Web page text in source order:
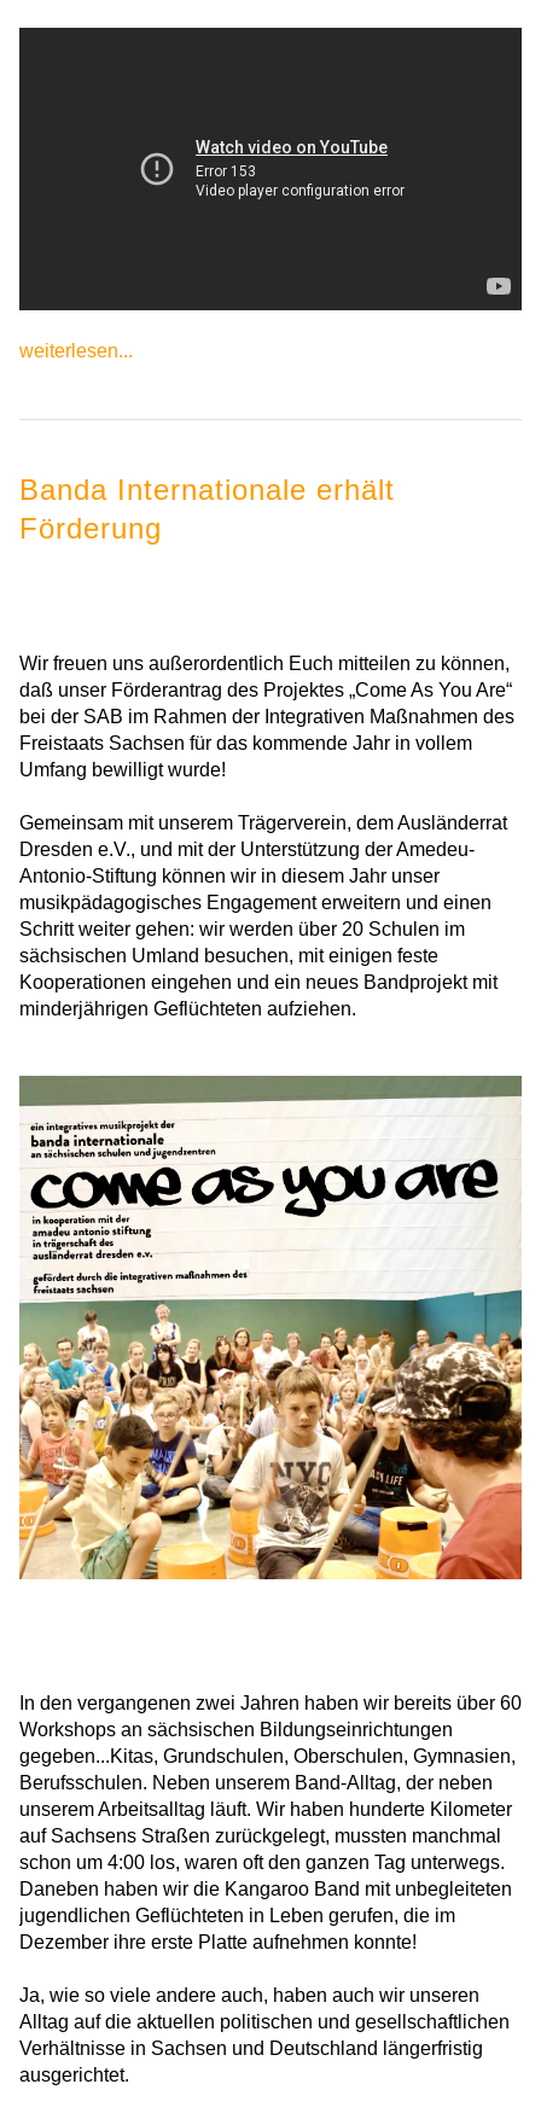
weiterlesen...
Banda Internationale erhält
Förderung
Wir freuen uns außerordentlich Euch mitteilen zu können,
daß unser Förderantrag des Projektes „Come As You Are“
bei der SAB im Rahmen der Integrativen Maßnahmen des
Freistaats Sachsen für das kommende Jahr in vollem
Umfang bewilligt wurde!
Gemeinsam mit unserem Trägerverein, dem Ausländerrat
Dresden e.V., und mit der Unterstützung der Amedeu-
Antonio-Stiftung können wir in diesem Jahr unser
musikpädagogisches Engagement erweitern und einen
Schritt weiter gehen: wir werden über 20 Schulen im
sächsischen Umland besuchen, mit einigen feste
Kooperationen eingehen und ein neues Bandprojekt mit
minderjährigen Geflüchteten aufziehen.
In den vergangenen zwei Jahren haben wir bereits über 60
Workshops an sächsischen Bildungseinrichtungen
gegeben...Kitas, Grundschulen, Oberschulen, Gymnasien,
Berufsschulen. Neben unserem Band-Alltag, der neben
unserem Arbeitsalltag läuft. Wir haben hunderte Kilometer
auf Sachsens Straßen zurückgelegt, mussten manchmal
schon um 4:00 los, waren oft den ganzen Tag unterwegs.
Daneben haben wir die Kangaroo Band mit unbegleiteten
jugendlichen Geflüchteten in Leben gerufen, die im
Dezember ihre erste Platte aufnehmen konnte!
Ja, wie so viele andere auch, haben auch wir unseren
Alltag auf die aktuellen politischen und gesellschaftlichen
Verhältnisse in Sachsen und Deutschland längerfristig
ausgerichtet.